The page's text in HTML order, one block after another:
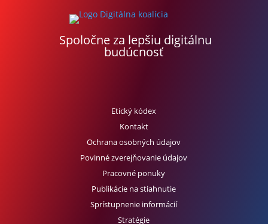
Spoločne za lepšiu digitálnu
budúcnosť
Etický kódex
Kontakt
Ochrana osobných údajov
Povinné zverejňovanie údajov
Pracovné ponuky
Publikácie na stiahnutie
Sprístupnenie informácií
Stratégie